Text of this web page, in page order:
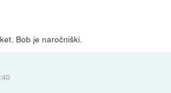
Bob je naročniški.